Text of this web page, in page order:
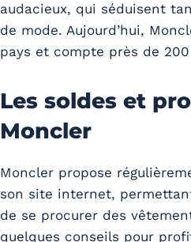
audacieux, qui séduisent
de mode. Aujourd’hui,
pays et compte près de
Les soldes et
Moncler
Moncler propose
son site internet,
de se procurer des
quelques conseils pour